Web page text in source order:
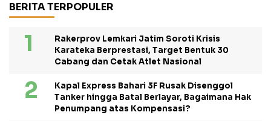
BERITA TERPOPULER
Rakerprov Lemkari Jatim Soroti Krisis
Karateka Berprestasi, Target Bentuk 30
Cabang dan Cetak Atlet Nasional
Kapal Express Bahari 3F Rusak Disenggol
Tanker hingga Batal Berlayar, Bagaimana Hak
Penumpang atas Kompensasi?